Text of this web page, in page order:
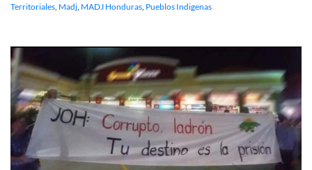
Territoriales Madj MADJ Honduras Pueblos Indigenas